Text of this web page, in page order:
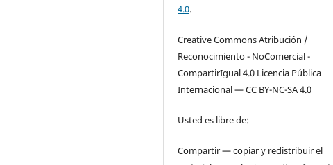
4.0.
Creative Commons Atribución /
Reconocimiento - NoComercial -
CompartirIgual 4.0 Licencia Pública
Internacional — CC BY-NC-SA 4.0
Usted es libre de:
Compartir — copiar y redistribuir el